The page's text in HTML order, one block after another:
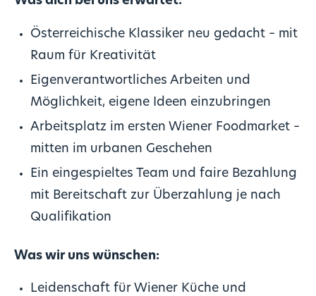
Österreichische Klassiker neu gedacht – mit
Raum für Kreativität
Eigenverantwortliches Arbeiten und
Möglichkeit, eigene Ideen einzubringen
Arbeitsplatz im ersten Wiener Foodmarket –
mitten im urbanen Geschehen
Ein eingespieltes Team und faire Bezahlung
mit Bereitschaft zur Überzahlung je nach
Qualifikation
Was wir uns wünschen:
Leidenschaft für Wiener Küche und